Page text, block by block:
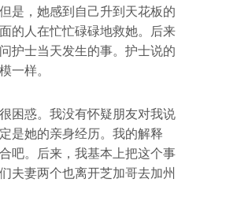
是，她感到自己升到天花板的
的人在忙忙碌碌地救她。后来
护士当天发生的事。护士说的
一样。
困惑。我没有怀疑朋友对我说
是她的亲身经历。我的解释
吧。后来，我基本上把这个事
夫妻两个也离开芝加哥去加州